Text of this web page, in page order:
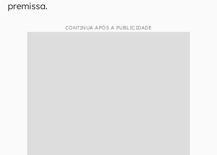
premissa.
CONTINUA APÓS A PUBLICIDADE